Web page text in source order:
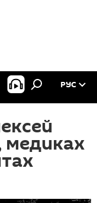
РУС
медиках